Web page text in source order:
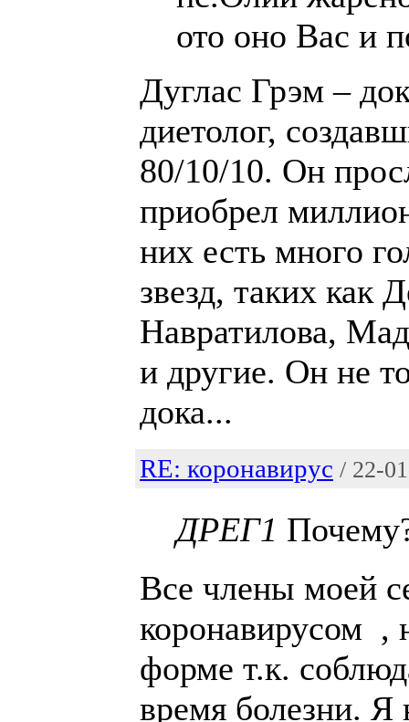
ото оно Вас и
Дуглас Грэм –
диетолог,
80/10/10. Он
приобрел
них есть много
звезд, таких
Навратилова,
и другие. Он не
дока...
RE: коронавирус / 22-
ДРЕГ1
Все члены моей
коронавирусом ,
форме т.к.
время болезни. Я